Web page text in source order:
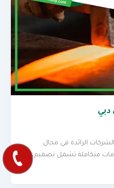
دبي
الرائدة في مجال
متكاملة تشمل تصميم،